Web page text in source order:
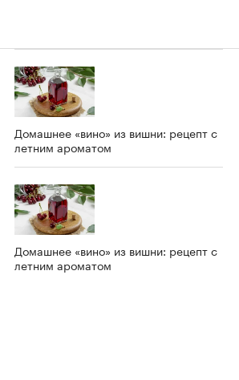
Домашнее «вино» из вишни: рецепт с
летним ароматом
Домашнее «вино» из вишни: рецепт с
летним ароматом